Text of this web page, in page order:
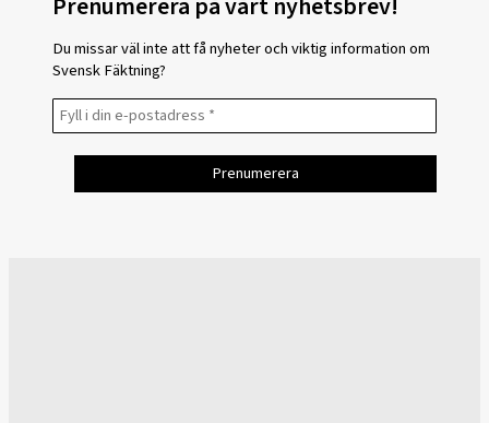
Prenumerera på vårt nyhetsbrev!
Du missar väl inte att få nyheter och viktig information om
Svensk Fäktning?